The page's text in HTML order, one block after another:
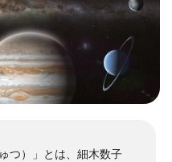
つ）」とは、細木数子